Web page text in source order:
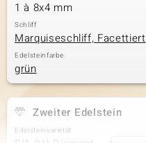
1 à 8x4 mm
Schliff
Marquiseschliff, Facettiert
Edelsteinfarbe
grün
Zweiter Edelstein
Edelsteinvarietät